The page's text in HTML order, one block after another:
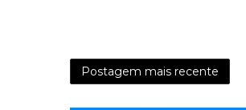
Postagem mais recente